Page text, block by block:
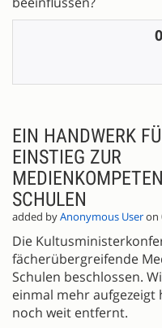
EIN HANDWERK
EINSTIEG ZUR
SCHULEN
added byAnonymous Useron
Die
fächerübergreifende
Schulen beschlossen.
einmal mehr
noch weit entfernt.